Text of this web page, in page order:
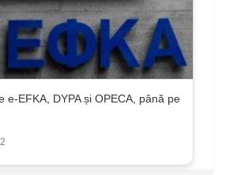
e-EFKA, DYPA și OPECA, până pe